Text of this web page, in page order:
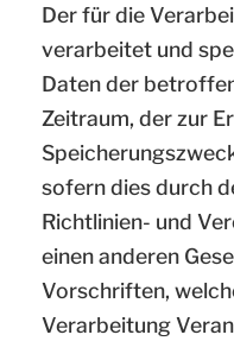
Der für die
verarbeitet und
Daten der
Zeitraum, der zur
sofern dies durch
Richtlinien- und
einen anderen
Vorschriften,
Verarbeitung